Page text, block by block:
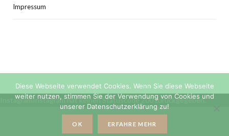
Impressum
InstagramInstagram hat keinen Statuscode 200 zurückgegeben.
Diese Webseite verwendet Cookies. Wenn Sie diese Webseite
weiter nutzen, stimmen Sie der Verwendung von Cookies und
unserer Datenschutzerklärung zu!
OK ERFAHRE MEHR